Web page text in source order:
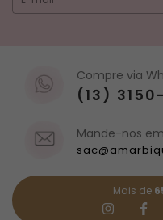
Compre via
(13)
Mande-nos
Mais de